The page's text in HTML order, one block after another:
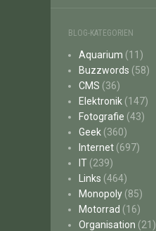
BLOG-KATEGORIEN
Aquarium (11)
Buzzwords (58)
CMS (36)
Elektronik (147)
Fotografie (43)
Geek (360)
Internet (697)
IT (239)
Links (464)
Monopoly (85)
Motorrad (16)
Organisation (21)